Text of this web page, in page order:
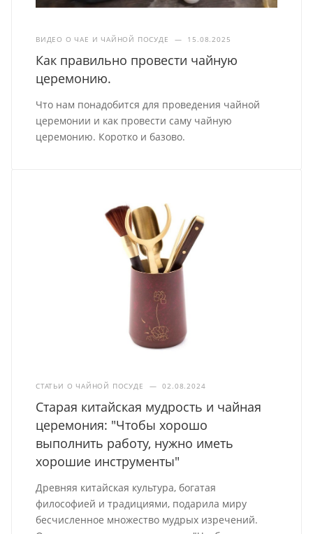
ВИДЕО О ЧАЕ И ЧАЙНОЙ ПОСУДЕ — 15.08.2025
Как правильно провести чайную
церемонию.
Что нам понадобится для проведения чайной
церемонии и как провести саму чайную
церемонию. Коротко и базово.
СТАТЬИ О ЧАЙНОЙ ПОСУДЕ — 02.08.2024
Старая китайская мудрость и чайная
церемония: "Чтобы хорошо
выполнить работу, нужно иметь
хорошие инструменты"
Древняя китайская культура, богатая
философией и традициями, подарила миру
бесчисленное множество мудрых изречений.